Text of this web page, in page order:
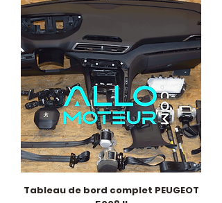
Tableau de bord complet PEUGEOT